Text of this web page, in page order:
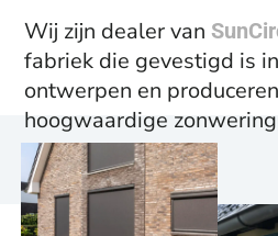
Wij zijn dealer van
fabriek die gevestigd is
ontwerpen en
hoogwaardige